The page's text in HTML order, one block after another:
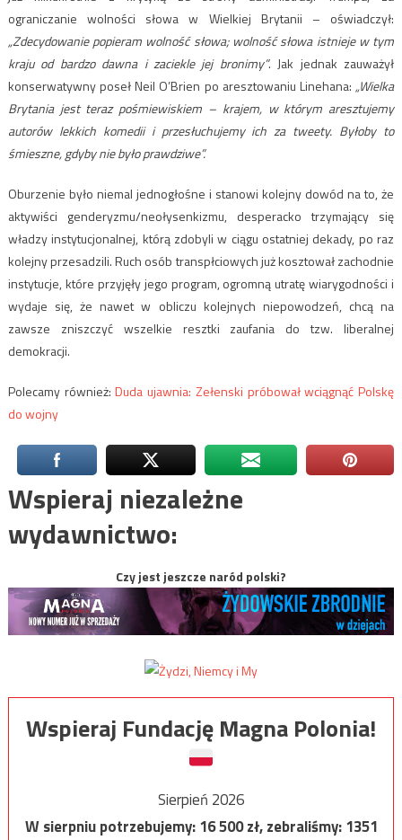
ograniczanie wolności słowa w Wielkiej Brytanii – oświadczył:
„Zdecydowanie popieram wolność słowa; wolność słowa istnieje w tym
kraju od bardzo dawna i zaciekle jej bronimy”. Jak jednak zauważył
konserwatywny poseł Neil O’Brien po aresztowaniu Linehana:„Wielka
Brytania jest teraz pośmiewiskiem – krajem, w którym aresztujemy
autorów lekkich komedii i przesłuchujemy ich za tweety. Byłoby to
śmieszne, gdyby nie było prawdziwe”.
Oburzenie było niemal jednogłośne i stanowi kolejny dowód na to, że
aktywiści genderyzmu/neołysenkizmu, desperacko trzymający się
władzy instytucjonalnej, którą zdobyli w ciągu ostatniej dekady, po raz
kolejny przesadzili. Ruch osób transpłciowych już kosztował zachodnie
instytucje, które przyjęły jego program, ogromną utratę wiarygodności i
wydaje się, że nawet w obliczu kolejnych niepowodzeń, chcą na
zawsze zniszczyć wszelkie resztki zaufania do tzw. liberalnej
demokracji.
Polecamy również:Duda ujawnia: Zełenski próbował wciągnąć Polskę
do wojny
Wspieraj niezależne
wydawnictwo:
Czy jest jeszcze naród polski?
Wspieraj Fundację Magna Polonia!
Sierpień 2026
W sierpniu potrzebujemy:16 500zł, zebraliśmy:1351